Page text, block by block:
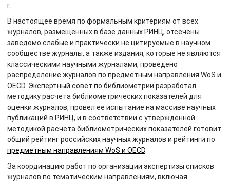
г.
В настоящее время по формальным критериям от всех
журналов, размещенных в базе данных РИНЦ, отсечены
заведомо слабые и практически не цитируемые в научном
сообществе журналы, а также издания, которые не являются
классическими научными журналами, проведено
распределение журналов по предметным направления WoS и
OECD. Экспертный совет по библиометрии разработал
методику расчета библиометрических показателей для
оценки журналов, провел ее испытание на массиве научных
публикаций в РИНЦ, и в соответствии с утвержденной
методикой расчета библиометрических показателей готовит
общий рейтинг российских научных журналов и рейтинги по
предметным направлениям WoS и OECD
За координацию работ по организации экспертизы списков
журналов по тематическим направлениям, включая